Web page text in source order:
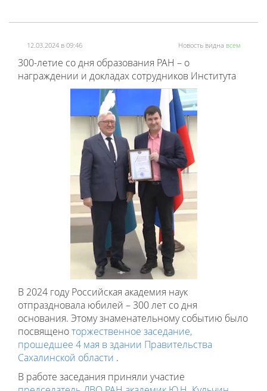
12.03.2024 в 09:46 Новость видна всем
300-летие со дня образования РАН – о
награждении и докладах сотрудников Института
В 2024 году Российская академия наук
отпраздновала юбилей – 300 лет со дня
основания. Этому знаменательному событию было
посвященоторжественное заседание,
прошедшее 4 мая в здании Правительства
Сахалинской области .
В работе заседания приняли участие